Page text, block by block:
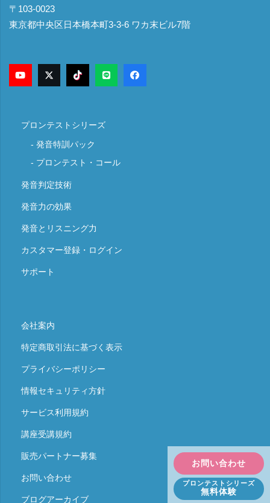
〒103-0023
東京都中央区日本橋本町3-3-6 ワカ末ビル7階
プロンテストシリーズ
発音特訓パック
プロンテスト・コール
発音判定技術
発音力の効果
発音とリスニング力
カスタマー登録・ログイン
サポート
会社案内
特定商取引法に基づく表示
プライバシーポリシー
情報セキュリティ方針
サービス利用規約
講座受講規約
販売パートナー募集
お問い合わせ
ブログアーカイブ
お問い合わせ
プロンテストシリーズ
無料体験